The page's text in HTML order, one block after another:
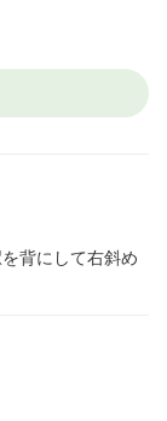
背にして右斜め